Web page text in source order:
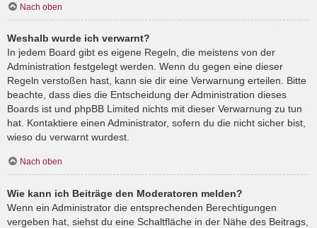
Nach oben
Weshalb wurde ich verwarnt?
In jedem Board gibt es eigene Regeln, die meistens von der
Administration festgelegt werden. Wenn du gegen eine dieser
Regeln verstoßen hast, kann sie dir eine Verwarnung erteilen. Bitte
beachte, dass dies die Entscheidung der Administration dieses
Boards ist und phpBB Limited nichts mit dieser Verwarnung zu tun
hat. Kontaktiere einen Administrator, sofern du die nicht sicher bist,
wieso du verwarnt wurdest.
Nach oben
Wie kann ich Beiträge den Moderatoren melden?
Wenn ein Administrator die entsprechenden Berechtigungen
vergeben hat, siehst du eine Schaltfläche in der Nähe des Beitrags,